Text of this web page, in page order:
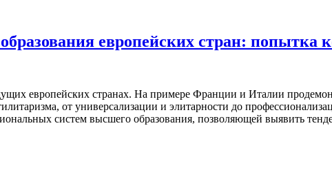
европейских стран: попытка
европейских странах. На примере Франции и Италии
от универсализации и элитарности до
систем высшего образования, позволяющей выявить